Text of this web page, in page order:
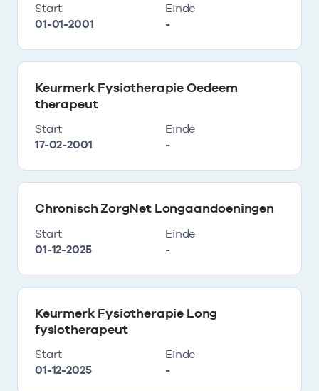
Start
01-01-2001
Einde
-
Keurmerk Fysiotherapie Oedeem
therapeut
Start
17-02-2001
Einde
-
Chronisch ZorgNet Longaandoeningen
Start
01-12-2025
Einde
-
Keurmerk Fysiotherapie Long
fysiotherapeut
Start
01-12-2025
Einde
-